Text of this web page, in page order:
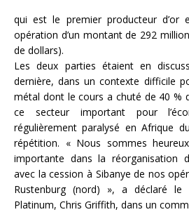
qui est le premier producteur d’or
opération d’un montant de 292
de dollars).
Les deux parties étaient en
dernière, dans un contexte difficile
métal dont le cours a chuté de 40 %
ce secteur important pour
régulièrement paralysé en Afrique
répétition. « Nous sommes
importante dans la réorganisation
avec la cession à Sibanye de nos
Rustenburg (nord) », a déclaré le
Platinum, Chris Griffith, dans un